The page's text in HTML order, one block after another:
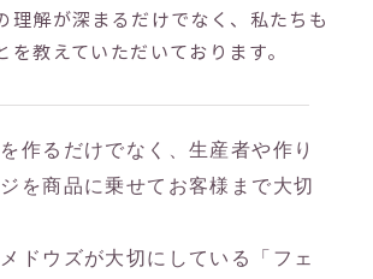
理解が深まるだけでなく、私たちも
を教えていただいております。
作るだけでなく、生産者や作り
を商品に乗せてお客様まで大切
ドウズが大切にしている「フェ